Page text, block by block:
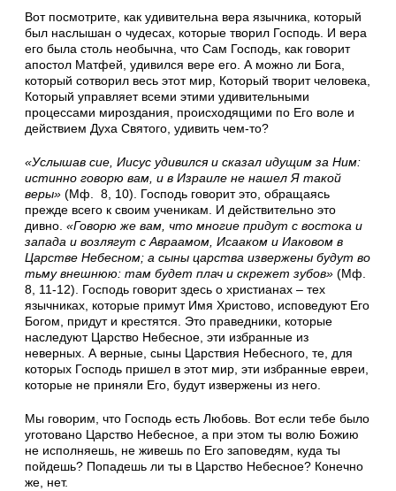
Вот посмотрите, как удивительна вера язычника, который
был наслышан о чудесах, которые творил Господь. И вера
его была столь необычна, что Сам Господь, как говорит
апостол Матфей, удивился вере его. А можно ли Бога,
который сотворил весь этот мир, Который творит человека,
Который управляет всеми этими удивительными
процессами мироздания, происходящими по Его воле и
действием Духа Святого, удивить чем-то?
«Услышав сие, Иисус удивился и сказал идущим за Ним:
истинно говорю вам, и в Израиле не нашел Я такой
веры» (Мф. 8, 10). Господь говорит это, обращаясь
прежде всего к своим ученикам. И действительно это
дивно. «Говорю же вам, что многие придут с востока и
запада и возлягут с Авраамом, Исааком и Иаковом в
Царстве Небесном; а сыны царства извержены будут во
тьму внешнюю: там будет плач и скрежет зубов» (Мф.
8, 11-12). Господь говорит здесь о христианах – тех
язычниках, которые примут Имя Христово, исповедуют Его
Богом, придут и крестятся. Это праведники, которые
наследуют Царство Небесное, эти избранные из
неверных. А верные, сыны Царствия Небесного, те, для
которых Господь пришел в этот мир, эти избранные евреи,
которые не приняли Его, будут извержены из него.
Мы говорим, что Господь есть Любовь. Вот если тебе было
уготовано Царство Небесное, а при этом ты волю Божию
не исполняешь, не живешь по Его заповедям, куда ты
пойдешь? Попадешь ли ты в Царство Небесное? Конечно
же, нет.